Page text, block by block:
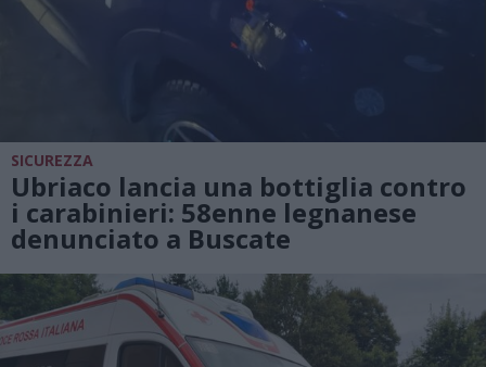
SICUREZZA
Ubriaco lancia una bottiglia contro
i carabinieri: 58enne legnanese
denunciato a Buscate